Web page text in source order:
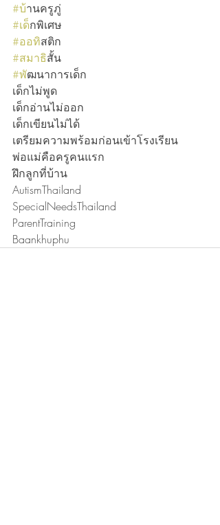
#บ้านครูภู่
#เด็กพิเศษ
#ออทิสติก
#สมาธิสั้น
#พัฒนาการเด็ก
เด็กไม่พูด
เด็กอ่านไม่ออก
เด็กเขียนไม่ได้
เตรียมความพร้อมก่อนเข้าโรงเรียน
พ่อแม่คือครูคนแรก
ฝึกลูกที่บ้าน
AutismThailand
SpecialNeedsThailand
ParentTraining
Baankhuphu